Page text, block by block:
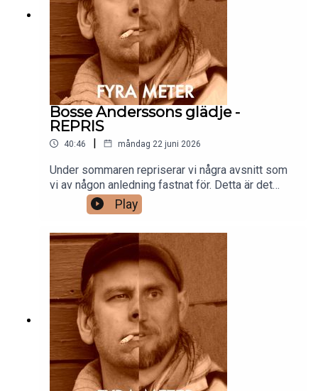
Bosse Anderssons glädje -
REPRIS
40:46 | måndag 22 juni 2026
Under sommaren repriserar vi några avsnitt som
vi av någon anledning fastnat för. Detta är det
första. Håll tillgodo och glad sommar!/Gänget
bakom Fyra meter
Play